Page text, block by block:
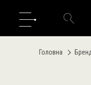
Головна